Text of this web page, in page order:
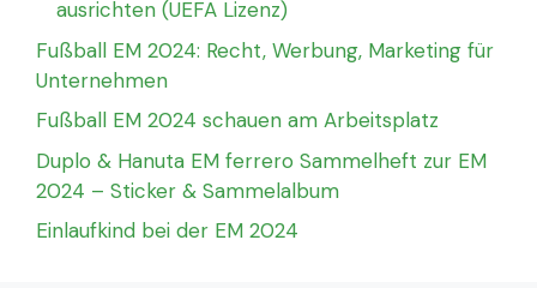
ausrichten (UEFA Lizenz)
Fußball EM 2024: Recht, Werbung, Marketing für
Unternehmen
Fußball EM 2024 schauen am Arbeitsplatz
Duplo & Hanuta EM ferrero Sammelheft zur EM
2024 – Sticker & Sammelalbum
Einlaufkind bei der EM 2024